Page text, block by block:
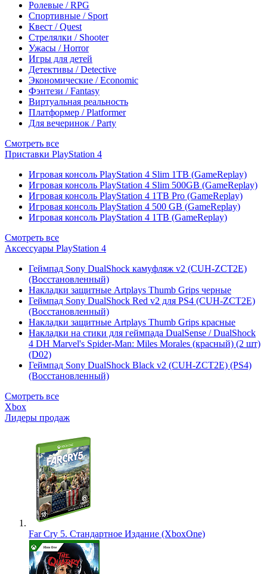
Ролевые / RPG
Спортивные / Sport
Квест / Quest
Стрелялки / Shooter
Ужасы / Horror
Игры для детей
Детективы / Detective
Экономические / Economic
Фэнтези / Fantasy
Виртуальная реальность
Платформер / Platformer
Для вечеринок / Party
Смотреть все
Приставки PlayStation 4
Игровая консоль PlayStation 4 Slim 1TB (GameReplay)
Игровая консоль PlayStation 4 Slim 500GB (GameReplay)
Игровая консоль PlayStation 4 1TB Pro (GameReplay)
Игровая консоль PlayStation 4 500 GB (GameReplay)
Игровая консоль PlayStation 4 1TB (GameReplay)
Смотреть все
Аксессуары PlayStation 4
Геймпад Sony DualShock камуфляж v2 (CUH-ZCT2E)
(Восстановленный)
Накладки защитные Artplays Thumb Grips черные
Геймпад Sony DualShock Red v2 для PS4 (CUH-ZCT2E)
(Восстановленный)
Накладки защитные Artplays Thumb Grips красные
Накладки на стики для геймпада DualSense / DualShock
4 DH Marvel's Spider-Man: Miles Morales (красный) (2 шт)
(D02)
Геймпад Sony DualShock Black v2 (CUH-ZCT2E) (PS4)
(Восстановленный)
Смотреть все
Xbox
Лидеры продаж
Far Cry 5. Стандартное Издание (XboxOne)